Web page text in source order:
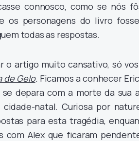
connosco, como se nós
os personagens do livro
todas as respostas.
o artigo muito cansativo, só
de Gelo. Ficamos a conhecer
se depara com a morte da sua
cidade-natal. Curiosa por
para esta tragédia,
com Alex que ficaram